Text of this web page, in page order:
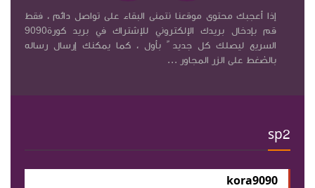
إذا أعجبك محتوى موقعنا نتمنى البقاء على تواصل دائم ، فقط
قم بإدخال بريدك الإلكتروني للإشتراك في بريد كورة9090
السريع ليصلك كل جديد ً بأول ، كما يمكنك إرسال رساله
بالضغط على الزر المجاور ...
sp2
kora9090